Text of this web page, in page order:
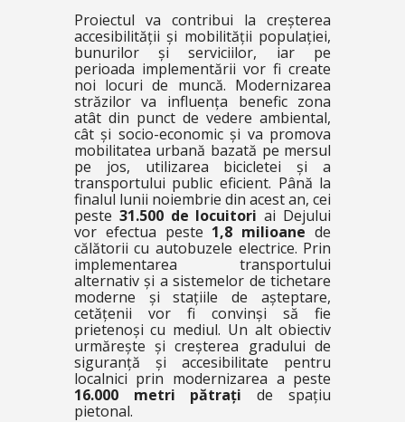
Proiectul va contribui la creșterea
accesibilității și mobilității populației,
bunurilor și serviciilor, iar pe
perioada implementării vor fi create
noi locuri de muncă. Modernizarea
străzilor va influența benefic zona
atât din punct de vedere ambiental,
cât și socio-economic și va promova
mobilitatea urbană bazată pe mersul
pe jos, utilizarea bicicletei și a
transportului public eficient. Până la
finalul lunii noiembrie din acest an, cei
peste 31.500 de locuitori ai Dejului
vor efectua peste 1,8 milioane de
călătorii cu autobuzele electrice. Prin
implementarea transportului
alternativ și a sistemelor de tichetare
moderne și stațiile de așteptare,
cetățenii vor fi convinși să fie
prietenoși cu mediul. Un alt obiectiv
urmărește și creșterea gradului de
siguranță și accesibilitate pentru
localnici prin modernizarea a peste
16.000 metri pătrați de spațiu
pietonal.